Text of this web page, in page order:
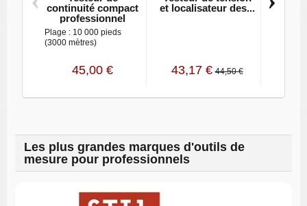
continuité compact
professionnel
Plage : 10 000 pieds
(3000 mètres)
45,00 €
et localisateur des...
43,17 € 44,50 €
Les plus grandes marques d'outils de
mesure pour professionnels